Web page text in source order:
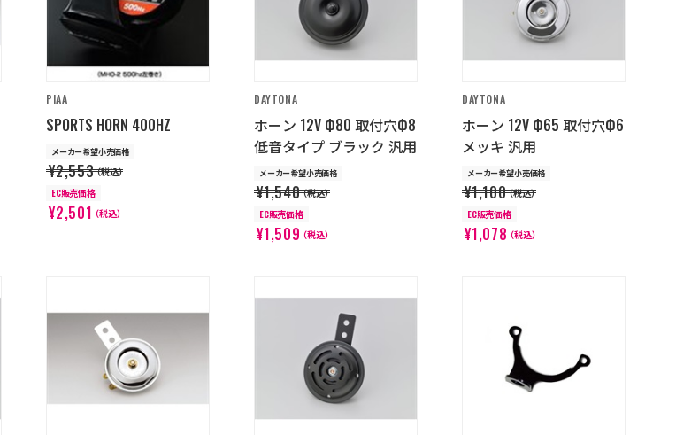
PIAA
SPORTS HORN 400HZ
メーカー希望小売価格
¥2,553（税込）
EC販売価格
¥2,501 （税込）
DAYTONA
ホーン 12V Ф80 取付穴Ф8
低音タイプ ブラック 汎用
メーカー希望小売価格
¥1,540（税込）
EC販売価格
¥1,509（税込）
DAYTONA
ホーン 12V Ф65 取付穴Ф6
メッキ 汎用
メーカー希望小売価格
¥1,100（税込）
EC販売価格
¥1,078（税込）